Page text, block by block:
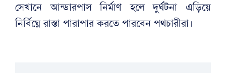
সেখানে আন্ডারপাস নির্মাণ হলে দুর্ঘটনা এড়িয়ে
নির্বিঘ্নে রাস্তা পারাপার করতে পারবেন পথচারীরা।